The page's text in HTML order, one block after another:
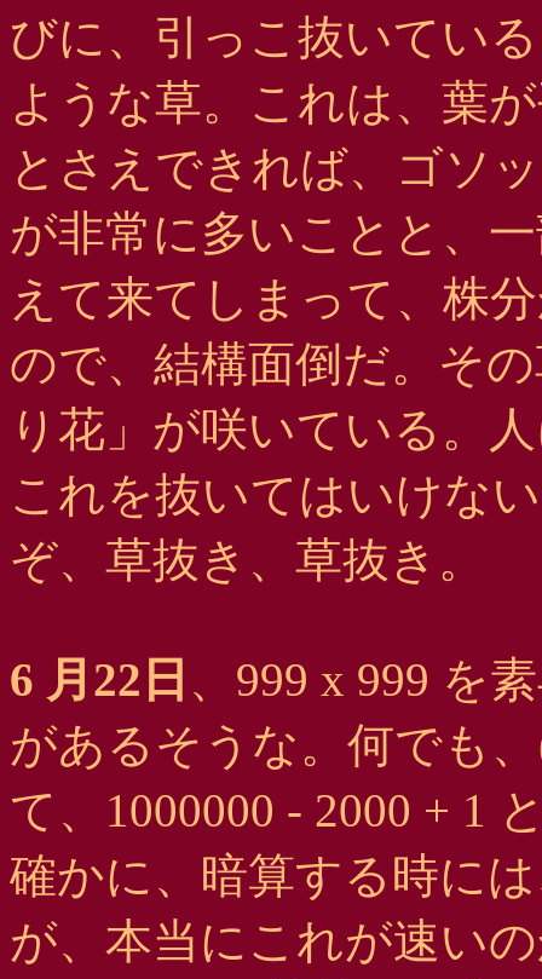
びに、引っこ抜いてい
ような草。これは、葉
とさえできれば、ゴソ
が非常に多いことと、
えて来てしまって、株
ので、結構面倒だ。そ
り花」が咲いている。
これを抜いてはいけな
ぞ、草抜き、草抜き。
6 月22日 、999 x 999 を
があるそうな。何でも
て、1000000 - 2000 + 1
確かに、暗算する時に
が、本当にこれが速い